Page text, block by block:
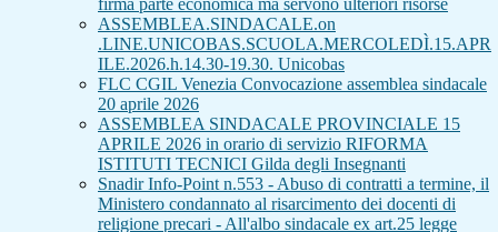
firma parte economica ma servono ulteriori risorse
ASSEMBLEA.SINDACALE.on
.LINE.UNICOBAS.SCUOLA.MERCOLEDÌ.15.APR
ILE.2026.h.14.30-19.30. Unicobas
FLC CGIL Venezia Convocazione assemblea sindacale
20 aprile 2026
ASSEMBLEA SINDACALE PROVINCIALE 15
APRILE 2026 in orario di servizio RIFORMA
ISTITUTI TECNICI Gilda degli Insegnanti
Snadir Info-Point n.553 - Abuso di contratti a termine, il
Ministero condannato al risarcimento dei docenti di
religione precari - All'albo sindacale ex art.25 legge